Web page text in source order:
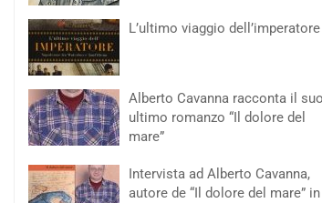
L’ultimo viaggio dell’imperatore
Alberto Cavanna racconta il suo
ultimo romanzo “Il dolore del
mare”
Intervista ad Alberto Cavanna,
autore de “Il dolore del mare” in